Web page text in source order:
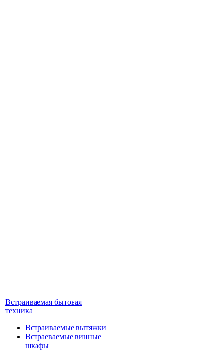
Встраиваемая бытовая
техника
Встраиваемые вытяжки
Встраеваемые винные
шкафы